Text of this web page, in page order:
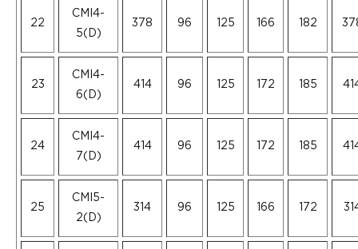
22
CMI4-
5(D)
378 96 125 166 182
23
CMI4-
6(D)
414 96 125 172 185
24
CMI4-
7(D)
414 96 125 172 185
25
CMI5-
2(D)
314 96 125 166 172